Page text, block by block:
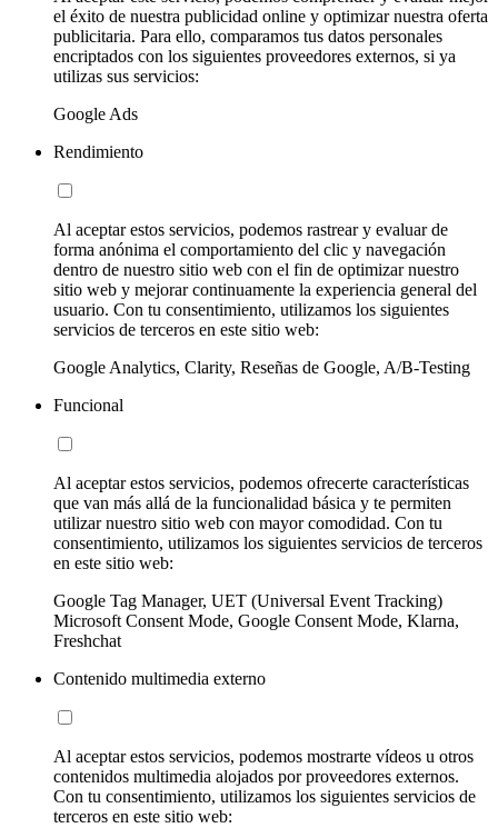
el éxito de nuestra publicidad online y optimizar nuestra oferta
publicitaria. Para ello, comparamos tus datos personales
encriptados con los siguientes proveedores externos, si ya
utilizas sus servicios:
Google Ads
Rendimiento
Al aceptar estos servicios, podemos rastrear y evaluar de
forma anónima el comportamiento del clic y navegación
dentro de nuestro sitio web con el fin de optimizar nuestro
sitio web y mejorar continuamente la experiencia general del
usuario. Con tu consentimiento, utilizamos los siguientes
servicios de terceros en este sitio web:
Google Analytics, Clarity, Reseñas de Google, A/B-Testing
Funcional
Al aceptar estos servicios, podemos ofrecerte características
que van más allá de la funcionalidad básica y te permiten
utilizar nuestro sitio web con mayor comodidad. Con tu
consentimiento, utilizamos los siguientes servicios de terceros
en este sitio web:
Google Tag Manager, UET (Universal Event Tracking)
Microsoft Consent Mode, Google Consent Mode, Klarna,
Freshchat
Contenido multimedia externo
Al aceptar estos servicios, podemos mostrarte vídeos u otros
contenidos multimedia alojados por proveedores externos.
Con tu consentimiento, utilizamos los siguientes servicios de
terceros en este sitio web: